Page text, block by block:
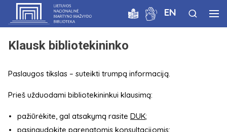
EN
Klausk bibliotekininko
Paslaugos tikslas – suteikti trumpą informaciją.
Prieš užduodami bibliotekininkui klausimą:
pažiūrėkite, gal atsakymą rasite DUK;
pasinaudokite parengtomis konsultacijomis;